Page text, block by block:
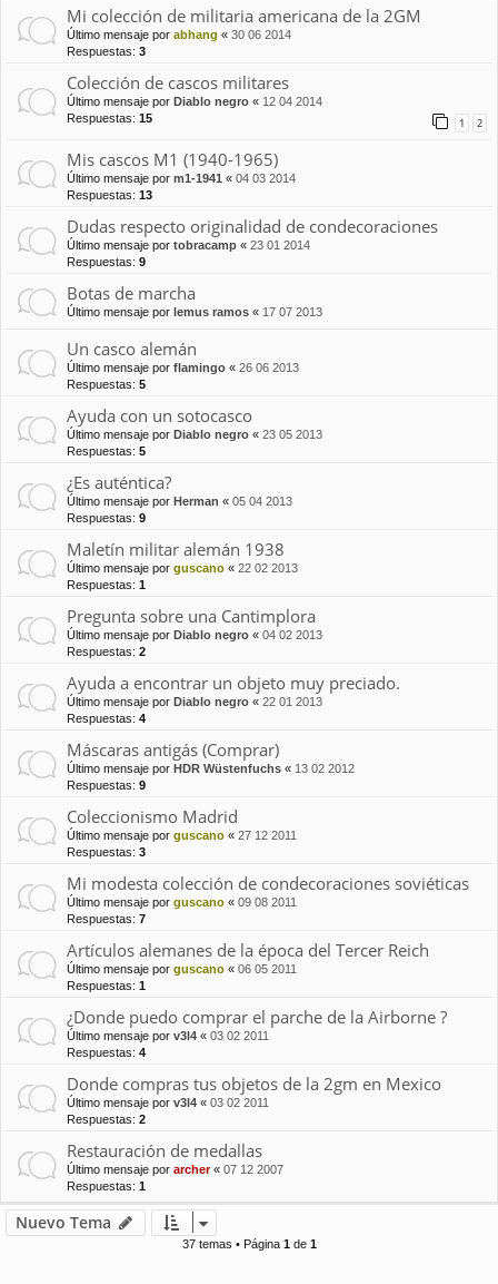
Mi colección de militaria americana de la 2GM
Último mensaje por abhang « 30 06 2014
Respuestas: 3
Colección de cascos militares
Último mensaje por Diablo negro « 12 04 2014
Respuestas: 15 1 2
Mis cascos M1 (1940-1965)
Último mensaje por m1-1941 « 04 03 2014
Respuestas: 13
Dudas respecto originalidad de condecoraciones
Último mensaje por tobracamp « 23 01 2014
Respuestas: 9
Botas de marcha
Último mensaje por lemus ramos « 17 07 2013
Un casco alemán
Último mensaje por flamingo « 26 06 2013
Respuestas: 5
Ayuda con un sotocasco
Último mensaje por Diablo negro « 23 05 2013
Respuestas: 5
¿Es auténtica?
Último mensaje por Herman « 05 04 2013
Respuestas: 9
Maletín militar alemán 1938
Último mensaje por guscano « 22 02 2013
Respuestas: 1
Pregunta sobre una Cantimplora
Último mensaje por Diablo negro « 04 02 2013
Respuestas: 2
Ayuda a encontrar un objeto muy preciado.
Último mensaje por Diablo negro « 22 01 2013
Respuestas: 4
Máscaras antigás (Comprar)
Último mensaje por HDR Wüstenfuchs « 13 02 2012
Respuestas: 9
Coleccionismo Madrid
Último mensaje por guscano « 27 12 2011
Respuestas: 3
Mi modesta colección de condecoraciones soviéticas
Último mensaje por guscano « 09 08 2011
Respuestas: 7
Artículos alemanes de la época del Tercer Reich
Último mensaje por guscano « 06 05 2011
Respuestas: 1
¿Donde puedo comprar el parche de la Airborne ?
Último mensaje por v3l4 « 03 02 2011
Respuestas: 4
Donde compras tus objetos de la 2gm en Mexico
Último mensaje por v3l4 « 03 02 2011
Respuestas: 2
Restauración de medallas
Último mensaje por archer« 07 12 2007
Respuestas: 1
Nuevo Tema
37 temas • Página 1de 1